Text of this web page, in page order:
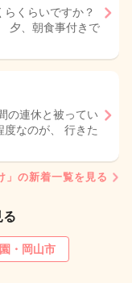
くらいですか？
夕、朝食事付きで
の連休と被ってい
なのが、 行きた
」の新着一覧を見る
る
・岡山市